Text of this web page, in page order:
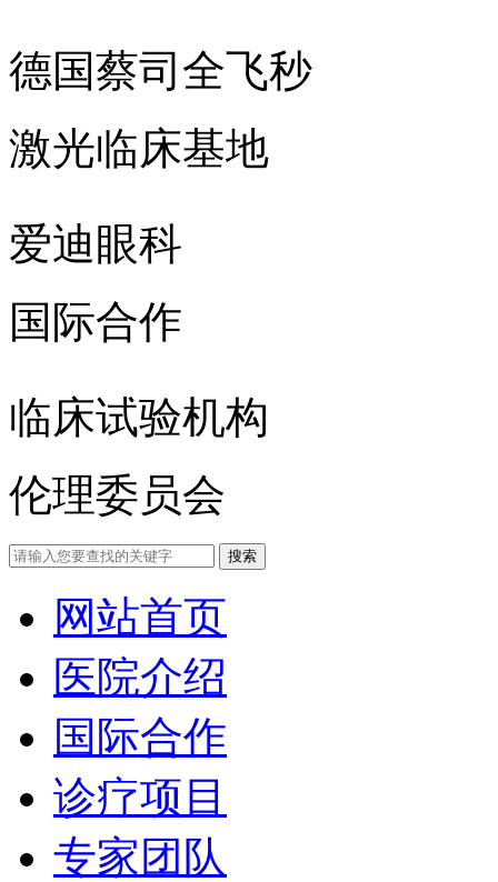
德国蔡司全飞秒
激光临床基地
爱迪眼科
国际合作
临床试验机构
伦理委员会
网站首页
医院介绍
国际合作
诊疗项目
专家团队